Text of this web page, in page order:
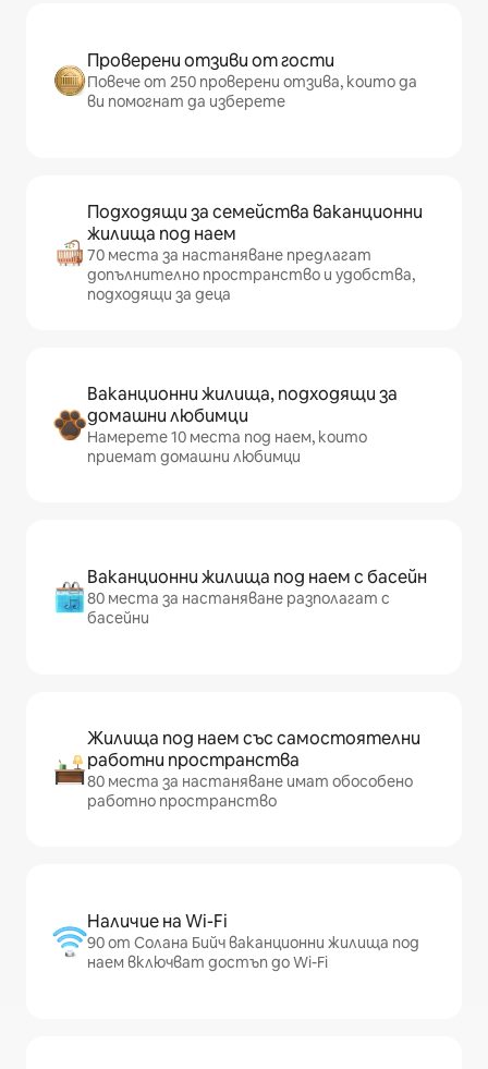
Проверени отзиви от гости
Повече от 250 проверени отзива, които да
ви помогнат да изберете
Подходящи за семейства ваканционни
жилища под наем
70 места за настаняване предлагат
допълнително пространство и удобства,
подходящи за деца
Ваканционни жилища, подходящи за
домашни любимци
Намерете 10 места под наем, които
приемат домашни любимци
Ваканционни жилища под наем с басейн
80 места за настаняване разполагат с
басейни
Жилища под наем със самостоятелни
работни пространства
80 места за настаняване имат обособено
работно пространство
Наличие на Wi-Fi
90 от Солана Бийч ваканционни жилища под
наем включват достъп до Wi-Fi